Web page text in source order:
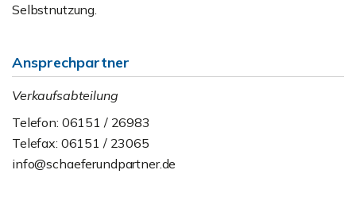
Selbstnutzung.
Ansprechpartner
Verkaufsabteilung
Telefon: 06151 / 26983
Telefax: 06151 / 23065
info@schaeferundpartner.de